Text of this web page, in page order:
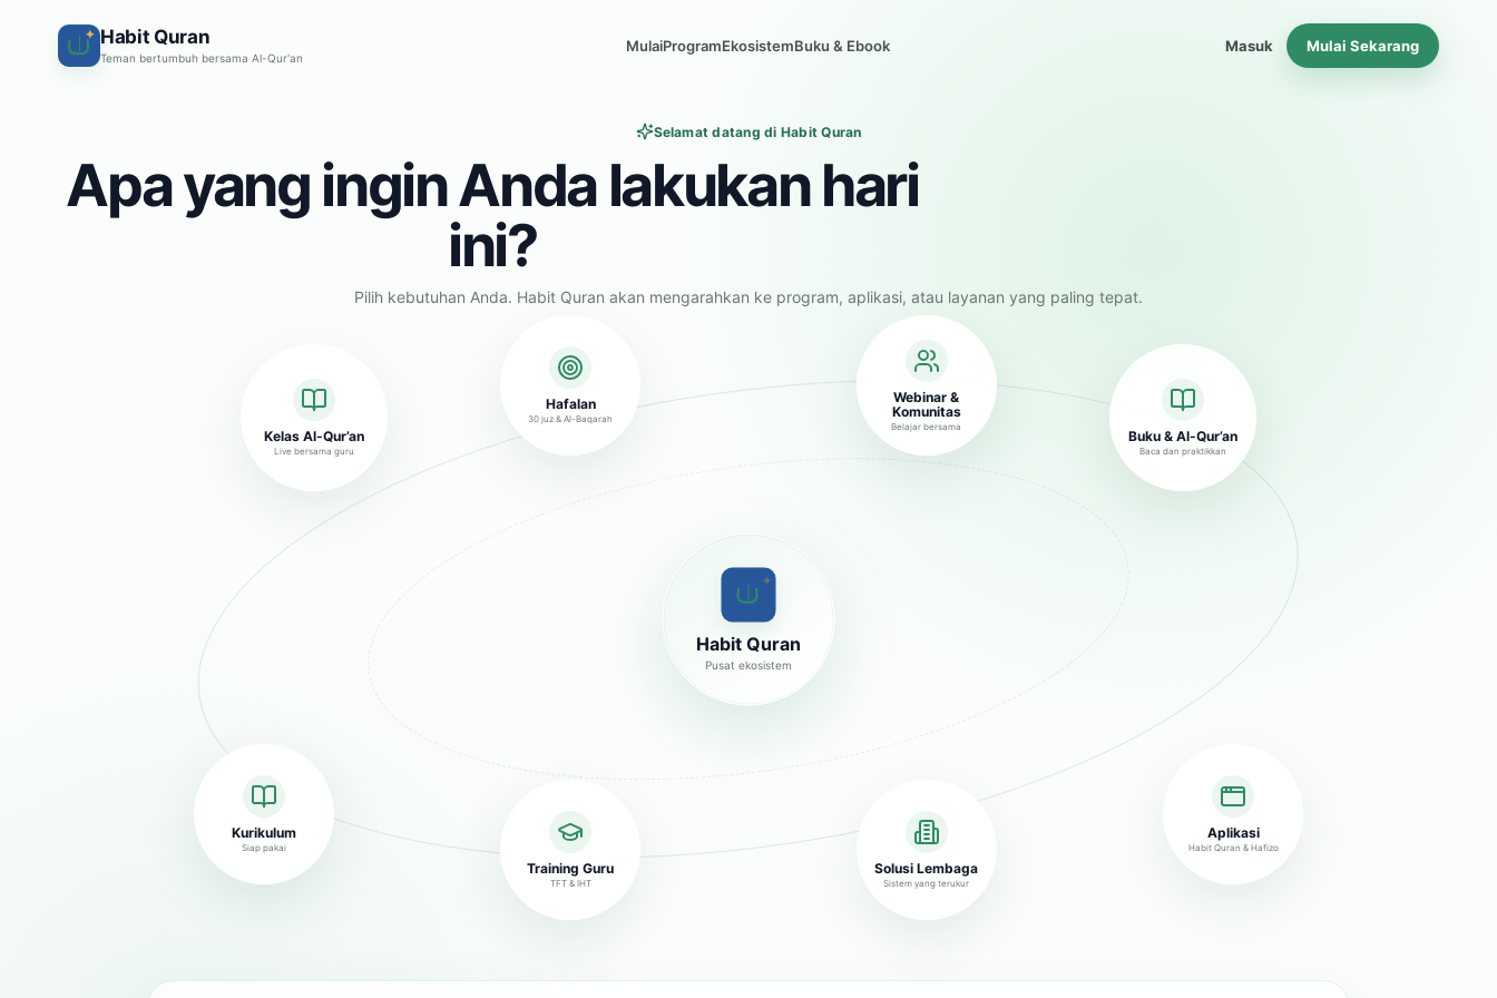
✦ Habit Quran
Teman bertumbuh bersama Al-Qur'an
MulaiProgramEkosistemBuku & Ebook Masuk Mulai Sekarang
Selamat datang di Habit Quran
Apa yang ingin Anda lakukan hari
ini?
Pilih kebutuhan Anda. Habit Quran akan mengarahkan ke program, aplikasi, atau layanan yang paling tepat.
✦
Habit Quran
Pusat ekosistem
Kelas Al-Qur’an
Live bersama guru
Hafalan
30 juz & Al-Baqarah
Buku & Al-Qur’an
Baca dan praktikkan
Training Guru
TFT & IHT
Solusi Lembaga
Sistem yang terukur
Kurikulum
Siap pakai
Aplikasi
Habit Quran & Hafizo
Webinar &
Komunitas
Belajar bersama